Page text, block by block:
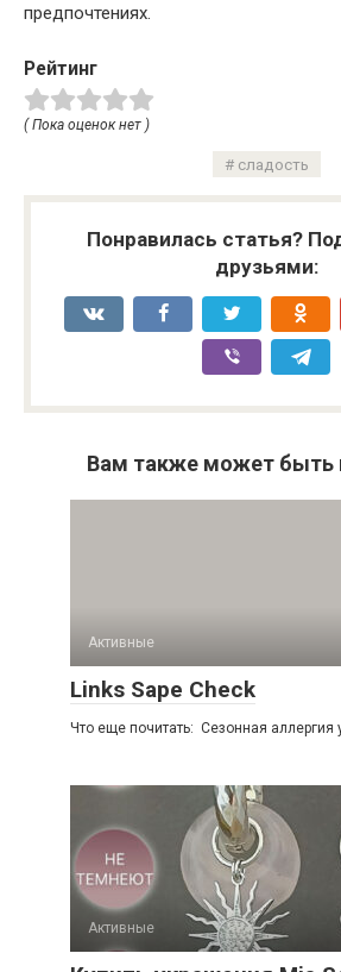
предпочтениях.
Рейтинг
( Пока оценок нет )
сладость
Понравилась статья?
друзьями:
Вам также может быть
Активные
Links Sape Check
Что еще почитать: Сезонная аллергия
Активные